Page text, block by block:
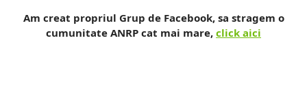
Am creat propriul Grup de Facebook, sa stragem o
cumunitate ANRP cat mai mare, click aici